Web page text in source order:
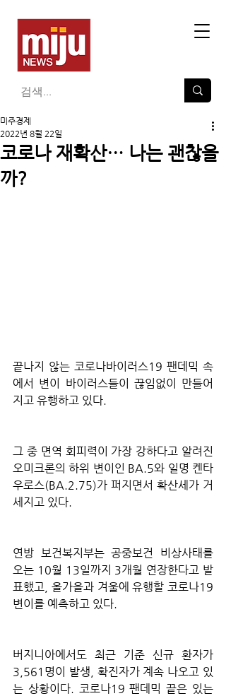
코로나 재확산… 나는 괜찮을
까?
미주경제
2022년 8월 22일
끝나지 않는 코로나바이러스19 팬데믹 속
에서 변이 바이러스들이 끊임없이 만들어
지고 유행하고 있다.
그 중 면역 회피력이 가장 강하다고 알려진
오미크론의 하위 변이인 BA.5와 일명 켄타
우로스(BA.2.75)가 퍼지면서 확산세가 거
세지고 있다.
연방 보건복지부는 공중보건 비상사태를
오는 10월 13일까지 3개월 연장한다고 발
표했고, 올가을과 겨울에 유행할 코로나19
변이를 예측하고 있다.
버지니아에서도 최근 기준 신규 환자가
3,561명이 발생, 확진자가 계속 나오고 있
는 상황이다. 코로나19 팬데믹 끝은 있는